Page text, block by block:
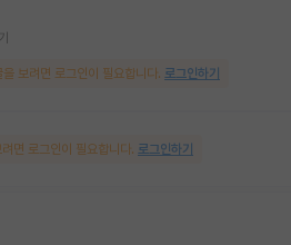
을 보려면 로그인이 필요합니다. 로그인하기
면 로그인이 필요합니다. 로그인하기